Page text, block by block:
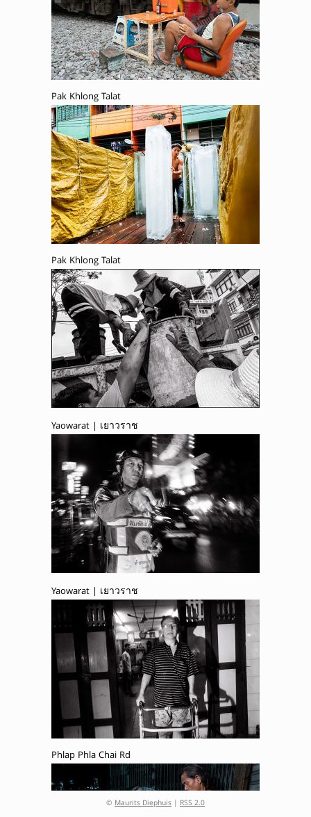
Pak Khlong Talat
Pak Khlong Talat
Yaowarat | เยาวราช
Yaowarat | เยาวราช
Phlap Phla Chai Rd
© Maurits Diephuis | RSS 2.0